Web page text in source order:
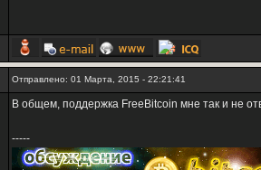
Отправлено: 01 Марта, 2015 - 22:21:41
В общем, поддержка FreeBitcoin мне так и не
-----